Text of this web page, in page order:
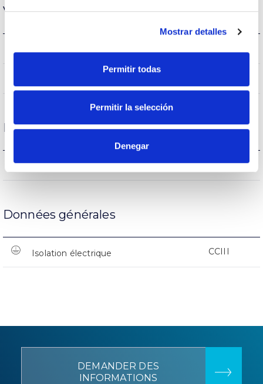
Mostrar detalles
Permitir todas
Permitir la selección
Denegar
Vie
Heures de vie
Protections
Protection surfaces NON
Données générales
Isolation électrique CCIII
DEMANDER DES
INFORMATIONS